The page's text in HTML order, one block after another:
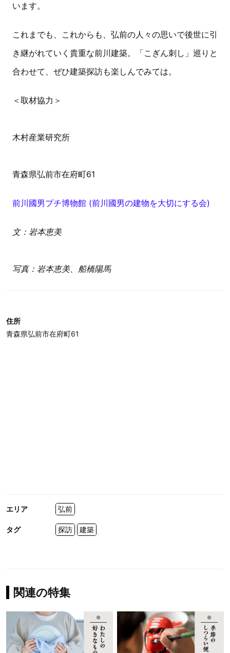
います。
これまでも、これからも、弘前の人々の思いで後世に引
き継がれていく貴重な前川建築。「こぎん刺し」巡りと
合わせて、ぜひ建築探訪も楽しんでみては。
＜取材協力＞
木村産業研究所
青森県弘前市在府町61
前川國男プチ博物館 (前川國男の建物を大切にする会)
文：岩本恵美
写真：岩本恵美、船橋陽馬
住所
青森県弘前市在府町61
エリア 弘前
タグ 探訪 建築
関連の特集